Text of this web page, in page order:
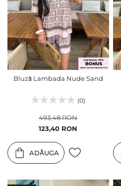
Bluză Lambada Nude Sand
(0)
Pret
123,40 RON
493,48 RON
ADĂUGA